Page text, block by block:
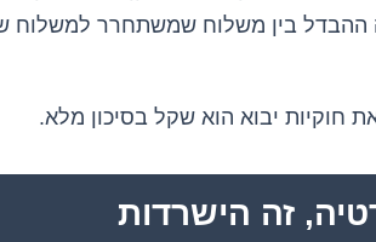
ההבדל בין משלוח שמשתחרר למשלוח
חוקיות יבוא הוא שקל בסיכון מלא.
זה הישרדות